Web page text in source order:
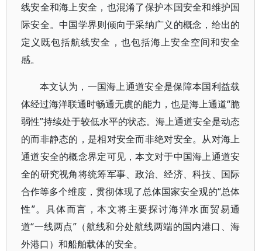
线安全和海上安全，也混淆了保护本国安全和维护国
际安全。中国学界则倾向于采纳广义的概念，给出的
定义既包括航线安全，也包括海上安全空间和安全
感。
本文认为，一国海上通道安全是保障本国利益载
体经过海洋联通时畅通无虞的能力，也是海上通道“脆
弱性”持续处于较低水平的状态。海上通道安全是动态
的而非静态的，是相对安全而非绝对安全。从对海上
通道安全的概念界定可见，本文对于中国海上通道安
全的研究视角将统筹军事、政治、经济、科技、国际
合作等多个维度，贯彻体现了总体国家安全观的“总体
性”。具体而言，本文将主要探讨海洋水面贸易通
道“一线两点”（航线和分处航线两端的国内港口、海
外港口）和船舶载体的安全。